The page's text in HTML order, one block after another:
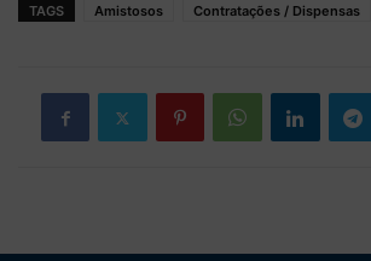
TAGS Amistosos Contratações / Dispensas